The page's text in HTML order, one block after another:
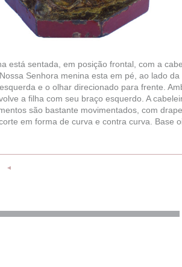
está sentada, em posição frontal, com a
Senhora menina esta em pé, ao lado
e o olhar direcionado para frente.
a filha com seu braço esquerdo. A
são bastante movimentados, com
em forma de curva e contra curva. Base
◄